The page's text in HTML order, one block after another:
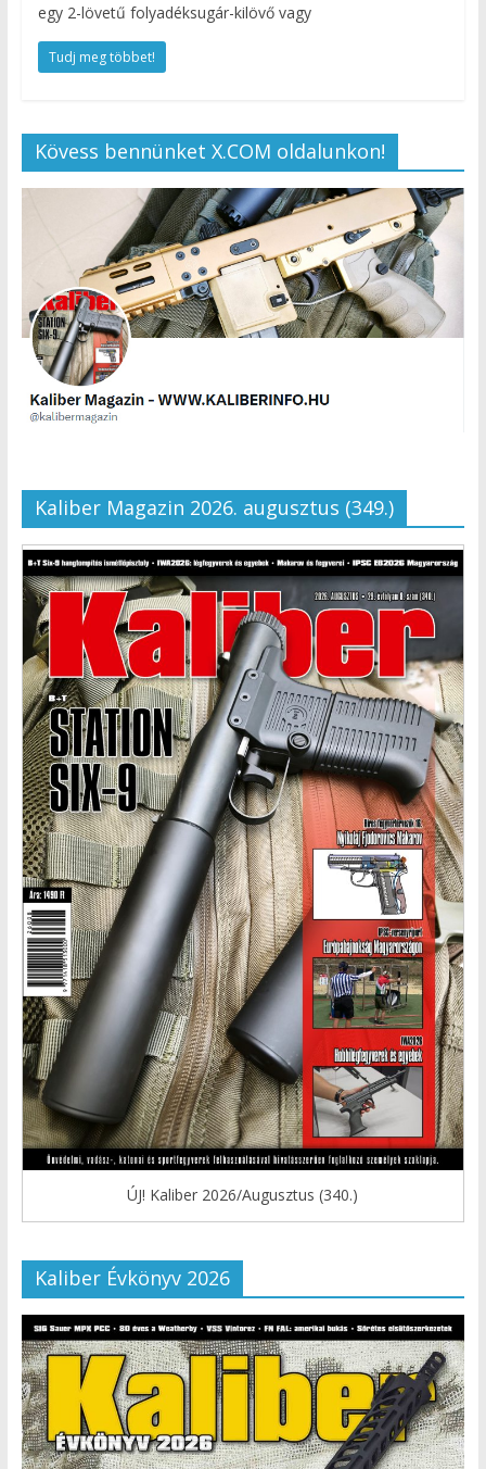
egy 2-lövetű folyadéksugár-kilövő vagy
Tudj meg többet!
Kövess bennünket X.COM oldalunkon!
Kaliber Magazin 2026. augusztus (349.)
ÚJ! Kaliber 2026/Augusztus (340.)
Kaliber Évkönyv 2026